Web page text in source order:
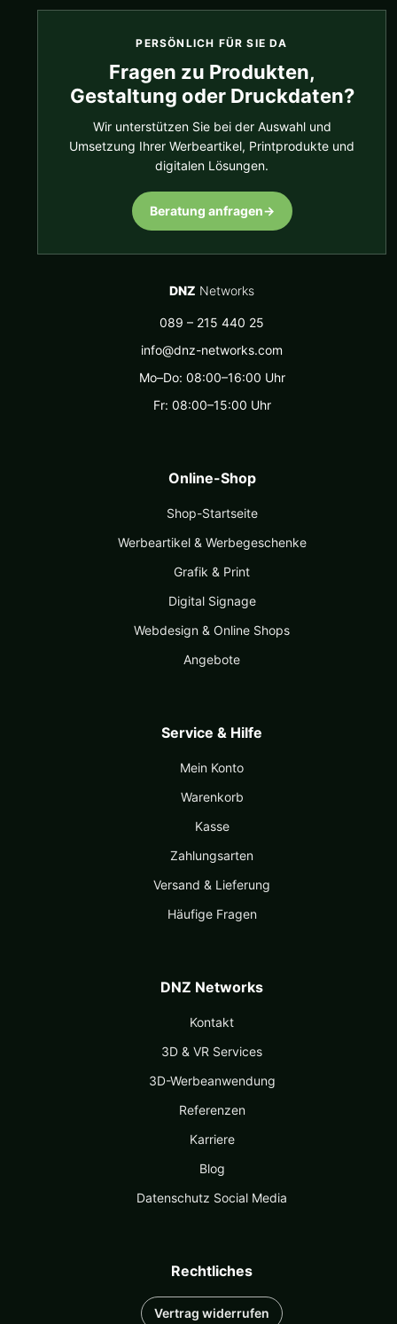
PERSÖNLICH FÜR SIE DA
Fragen zu Produkten,
Gestaltung oder Druckdaten?
Wir unterstützen Sie bei der Auswahl und
Umsetzung Ihrer Werbeartikel, Printprodukte und
digitalen Lösungen.
Beratung anfragen→
DNZ Networks
089 – 215 440 25
info@dnz-networks.com
Mo–Do: 08:00–16:00 Uhr
Fr: 08:00–15:00 Uhr
Online-Shop
Shop-Startseite
Werbeartikel & Werbegeschenke
Grafik & Print
Digital Signage
Webdesign & Online Shops
Angebote
Service & Hilfe
Mein Konto
Warenkorb
Kasse
Zahlungsarten
Versand & Lieferung
Häufige Fragen
DNZ Networks
Kontakt
3D & VR Services
3D-Werbeanwendung
Referenzen
Karriere
Blog
Datenschutz Social Media
Rechtliches
Vertrag widerrufen